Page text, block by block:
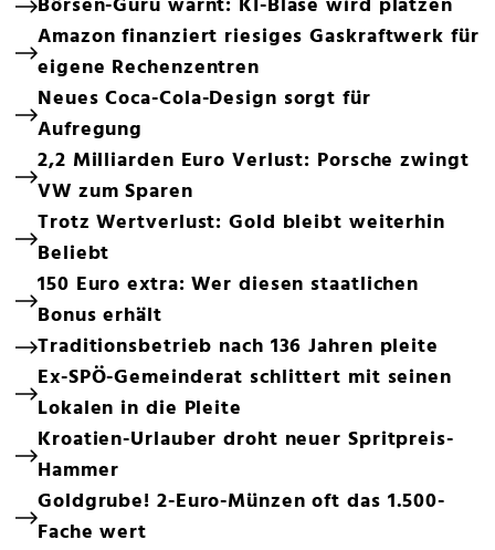
Amazon finanziert riesiges Gaskraftwerk für
eigene Rechenzentren
Neues Coca-Cola-Design sorgt für
Aufregung
2,2 Milliarden Euro Verlust: Porsche zwingt
VW zum Sparen
Trotz Wertverlust: Gold bleibt weiterhin
Beliebt
150 Euro extra: Wer diesen staatlichen
Bonus erhält
Traditionsbetrieb nach 136 Jahren pleite
Ex-SPÖ-Gemeinderat schlittert mit seinen
Lokalen in die Pleite
Kroatien-Urlauber droht neuer Spritpreis-
Hammer
Goldgrube! 2-Euro-Münzen oft das 1.500-
Fache wert